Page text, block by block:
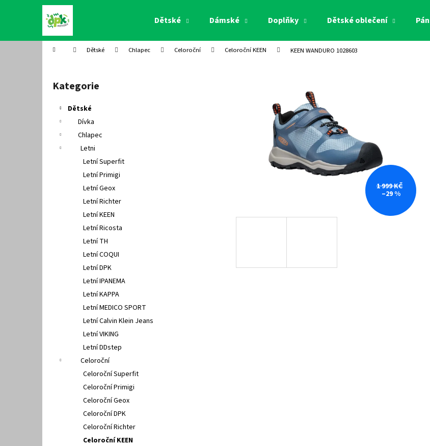
Dětské Dámské Doplňky Dětské oblečení
Domů Dětské Chlapec Celoroční Celoroční KEEN KEEN WANDURO 1028603
Přeskočit
kategorie
Kategorie
Dětské
Dívka
Chlapec
Letni
Letní Superfit
Letní Primigi
Letní Geox
Letní Richter
Letní KEEN
Letní Ricosta
Letní TH
Letní COQUI
Letní DPK
Letní IPANEMA
Letní KAPPA
Letní MEDICO SPORT
Letní Calvin Klein Jeans
Letní VIKING
Letní DDstep
Celoroční
Celoroční Superfit
Celoroční Primigi
Celoroční Geox
Celoroční DPK
Celoroční Richter
Celoroční KEEN
1 999 KČ
–29 %
í
Zpět
do
Zpět
do
Co potřebujete najít?
Doporučujeme
PETER LEGWOOD AEQUOS DOLPHIN BLU
1 495 Kč
CICIBAN